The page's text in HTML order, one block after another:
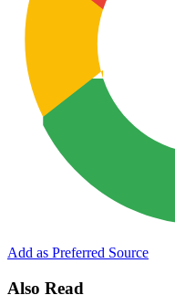
Add as Preferred Source
Also Read